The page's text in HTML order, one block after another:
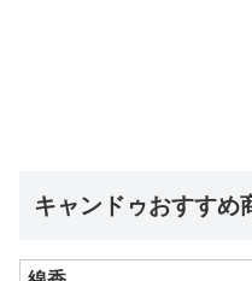
キャンドゥおすすめ